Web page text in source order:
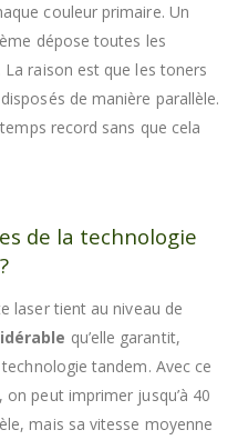
couleur primaire. Un
dépose toutes les
La raison est que les toners
de manière parallèle.
record sans que cela
de la technologie
laser tient au niveau de
qu’elle garantit,
tandem. Avec ce
on peut imprimer jusqu’à 40
mais sa vitesse moyenne